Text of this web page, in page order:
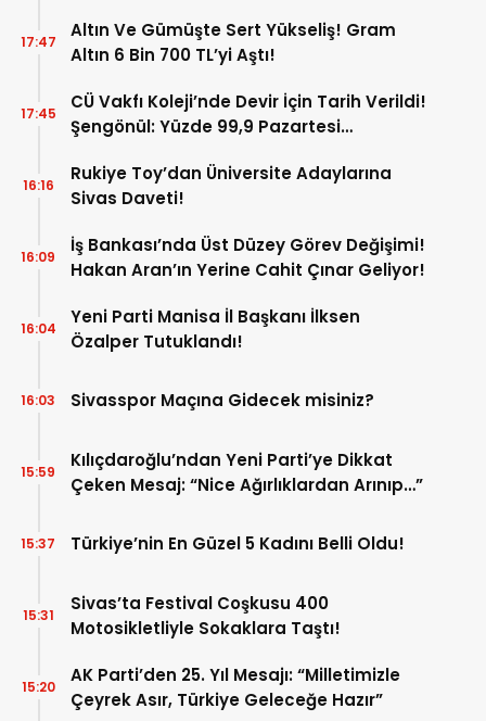
Altın Ve Gümüşte Sert Yükseliş! Gram
Altın 6 Bin 700 TL’yi Aştı!
17:47
CÜ Vakfı Koleji’nde Devir İçin Tarih Verildi!
Şengönül: Yüzde 99,9 Pazartesi
17:45
Rukiye Toy’dan Üniversite Adaylarına
Sivas Daveti!
16:16
İş Bankası’nda Üst Düzey Görev Değişimi!
Hakan Aran’ın Yerine Cahit Çınar Geliyor!
16:09
Yeni Parti Manisa İl Başkanı İlksen
Özalper Tutuklandı!
16:04
Sivasspor Maçına Gidecek misiniz?
16:03
Kılıçdaroğlu’ndan Yeni Parti’ye Dikkat
Çeken Mesaj: “Nice Ağırlıklardan Arınıp…”
15:59
Türkiye’nin En Güzel 5 Kadını Belli Oldu!
15:37
Sivas’ta Festival Coşkusu 400
Motosikletliyle Sokaklara Taştı!
15:31
AK Parti’den 25. Yıl Mesajı: “Milletimizle
Çeyrek Asır, Türkiye Geleceğe Hazır”
15:20